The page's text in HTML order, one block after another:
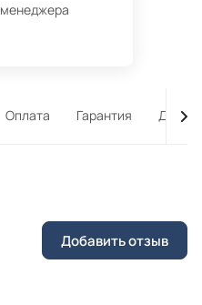
Оплата Гарантия
Добавить отзыв